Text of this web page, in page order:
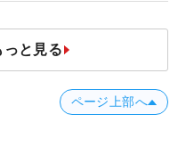
と見る
ページ上部へ